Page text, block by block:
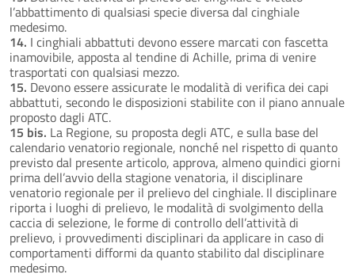
l’abbattimento di qualsiasi specie diversa dal cinghiale
medesimo.
14. I cinghiali abbattuti devono essere marcati con fascetta
inamovibile, apposta al tendine di Achille, prima di venire
trasportati con qualsiasi mezzo.
15. Devono essere assicurate le modalità di verifica dei capi
abbattuti, secondo le disposizioni stabilite con il piano annuale
proposto dagli ATC.
15 bis. La Regione, su proposta degli ATC, e sulla base del
calendario venatorio regionale, nonché nel rispetto di quanto
previsto dal presente articolo, approva, almeno quindici giorni
prima dell’avvio della stagione venatoria, il disciplinare
venatorio regionale per il prelievo del cinghiale. Il disciplinare
riporta i luoghi di prelievo, le modalità di svolgimento della
caccia di selezione, le forme di controllo dell’attività di
prelievo, i provvedimenti disciplinari da applicare in caso di
comportamenti difformi da quanto stabilito dal disciplinare
medesimo.